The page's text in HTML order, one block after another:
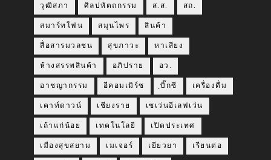
วุฒิสภา ศิลปหัตถกรรม ส.ส. สถ.
สมาร์ทโฟน สมุนไพร สินค้า
สื่อสารมวลชน สุขภาวะ หาเสียง
ห้างสรรพสินค้า อภิปราย อว.
อาชญากรรม อีคอมเมิร์ซ ฺบิ๊กซี เครื่องดื่ม
เคาท์ดาวน์ เชียงราย เซเว่นอีเลฟเว่น
เถ้าแก่น้อย เทคโนโลยี เปิดประเทศ
เมืองสุขสยาม เมเจอร์ เยียวยา เรียนต่อ